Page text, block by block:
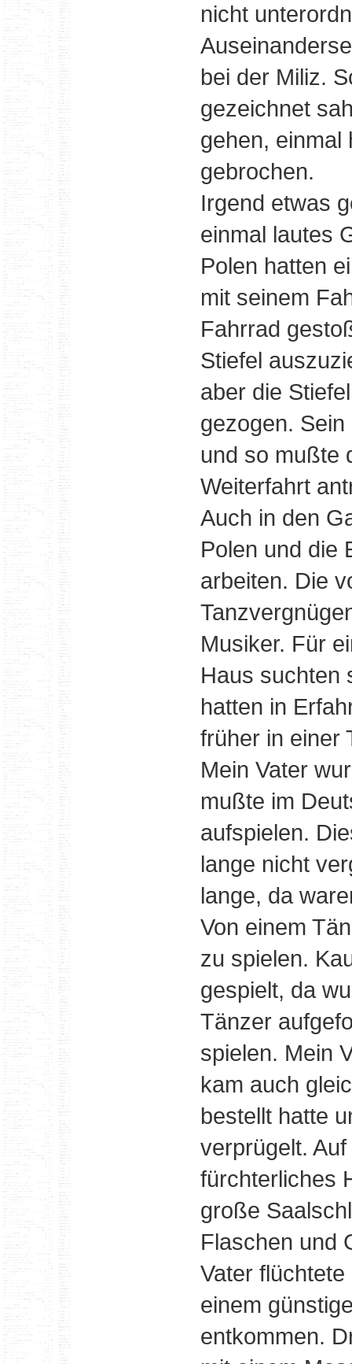
nicht
bei der Miliz.
gezeichnet
gehen, einmal
gebrochen.
Irgend etwas
einmal lautes
Polen hatten
mit seinem
Fahrrad
Stiefel
aber die
gezogen.
und so mußte
Weiterfahrt
Auch in den
Polen und die
arbeiten. Die
Musiker. Für
Haus suchten
hatten in
früher in einer
Mein Vater
mußte im
aufspielen.
lange nicht
lange, da
Von einem
zu spielen.
gespielt, da
Tänzer
spielen. Mein
kam auch
bestellt hatte
verprügelt.
fürchterliches
große
Flaschen und
Vater
einem
entkommen.